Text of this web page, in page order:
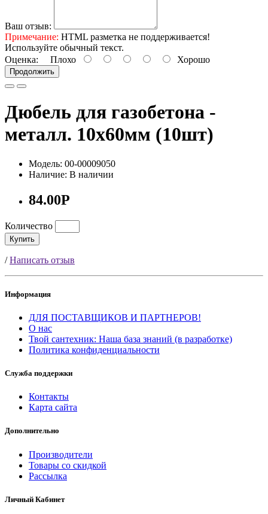
Ваш отзыв:
Примечание: HTML разметка не поддерживается!
Используйте обычный текст.
Оценка: Плохо Хорошо
Продолжить
Дюбель для газобетона -
металл. 10х60мм (10шт)
Модель: 00-00009050
Наличие: В наличии
84.00Р
Количество
Купить
/Написать отзыв
Информация
ДЛЯ ПОСТАВЩИКОВ И ПАРТНЕРОВ!
О нас
Твой сантехник: Наша база знаний (в разработке)
Политика конфиденциальности
Служба поддержки
Контакты
Карта сайта
Дополнительно
Производители
Товары со скидкой
Рассылка
Личный Кабинет